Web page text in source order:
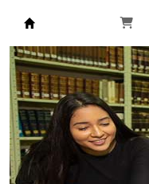
Biblioteca